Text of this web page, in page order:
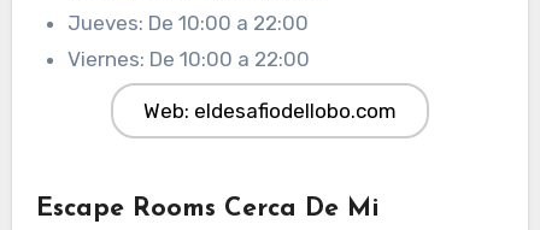
Jueves: De 10:00 a 22:00
Viernes: De 10:00 a 22:00
Web: eldesafiodellobo.com
Escape Rooms Cerca De Mi